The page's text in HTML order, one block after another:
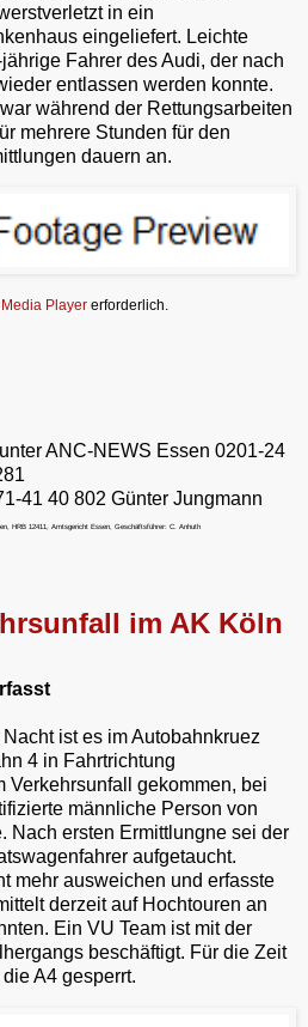
in ein
eingeliefert. Leichte
Fahrer des Audi, der nach
entlassen werden konnte.
während der Rettungsarbeiten
mehrere Stunden für den
dauern an.
Player erforderlich.
ANC-NEWS Essen 0201-24
41 40 802 Günter Jungmann
HRB 12411, Amtsgericht Essen, Geschäftsführer: C. Anhuth
im AK Köln
ist es im Autobahnkruez
4 in Fahrtrichtung
Verkehrsunfall gekommen, bei
männliche Person von
Nach ersten Ermittlungne sei der
aufgetaucht.
mehr ausweichen und erfasste
derzeit auf Hochtouren an
Ein VU Team ist mit der
beschäftigt. Für die Zeit
A4 gesperrt.